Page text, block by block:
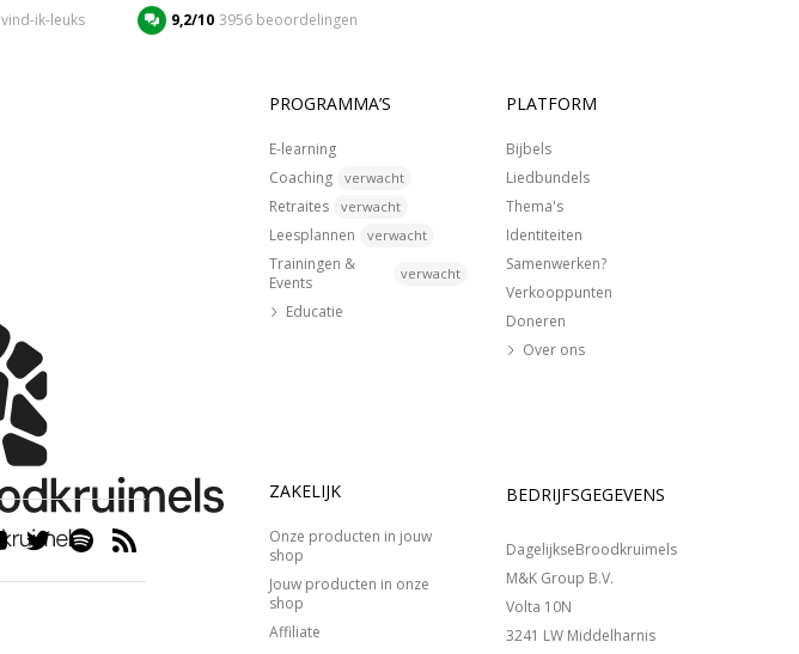
vind-ik-leuks 9,2/10 3956 beoordelingen
PROGRAMMA’S
E-learning
Coaching
verwacht
Retraites verwacht
Leesplannen verwacht
Trainingen &
Events
verwacht
Educatie
PLATFORM
Bijbels
Liedbundels
Thema's
Identiteiten
Samenwerken?
Verkooppunten
Doneren
Over ons
ZAKELIJK
Onze producten in jouw
shop
Jouw producten in onze
shop
Affiliate
BEDRIJFSGEGEVENS
DagelijkseBroodkruimels
M&K Group B.V.
Volta 10N
3241 LW Middelharnis